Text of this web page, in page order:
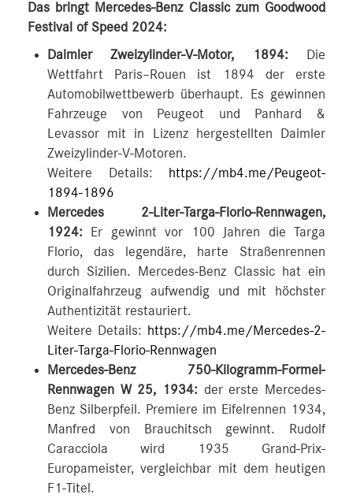
Das bringt Mercedes-Benz Classic zum Goodwood
Festival of Speed 2024:
Daimler Zweizylinder-V-Motor, 1894: Die
Wettfahrt Paris–Rouen ist 1894 der erste
Automobilwettbewerb überhaupt. Es gewinnen
Fahrzeuge von Peugeot und Panhard &
Levassor mit in Lizenz hergestellten Daimler
Zweizylinder-V-Motoren.
Weitere Details:
https://mb4.me/Peugeot-
1894-1896
Mercedes 2-Liter-Targa-Florio-Rennwagen,
1924: Er gewinnt vor 100 Jahren die Targa
Florio, das legendäre, harte Straßenrennen
durch Sizilien. Mercedes-Benz Classic hat ein
Originalfahrzeug aufwendig und mit höchster
Authentizität restauriert.
Weitere Details: https://mb4.me/Mercedes-2-
Liter-Targa-Florio-Rennwagen
Mercedes-Benz 750-Kilogramm-Formel-
Rennwagen W 25, 1934: der erste Mercedes-
Benz Silberpfeil. Premiere im Eifelrennen 1934,
Manfred von Brauchitsch gewinnt. Rudolf
Caracciola wird 1935 Grand-Prix-
Europameister, vergleichbar mit dem heutigen
F1-Titel.